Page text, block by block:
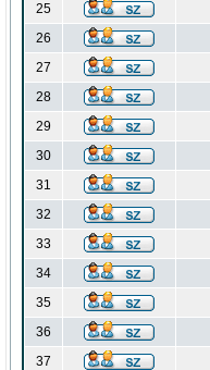
25
26
27
28
29
30
31
32
33
34
35
36
37